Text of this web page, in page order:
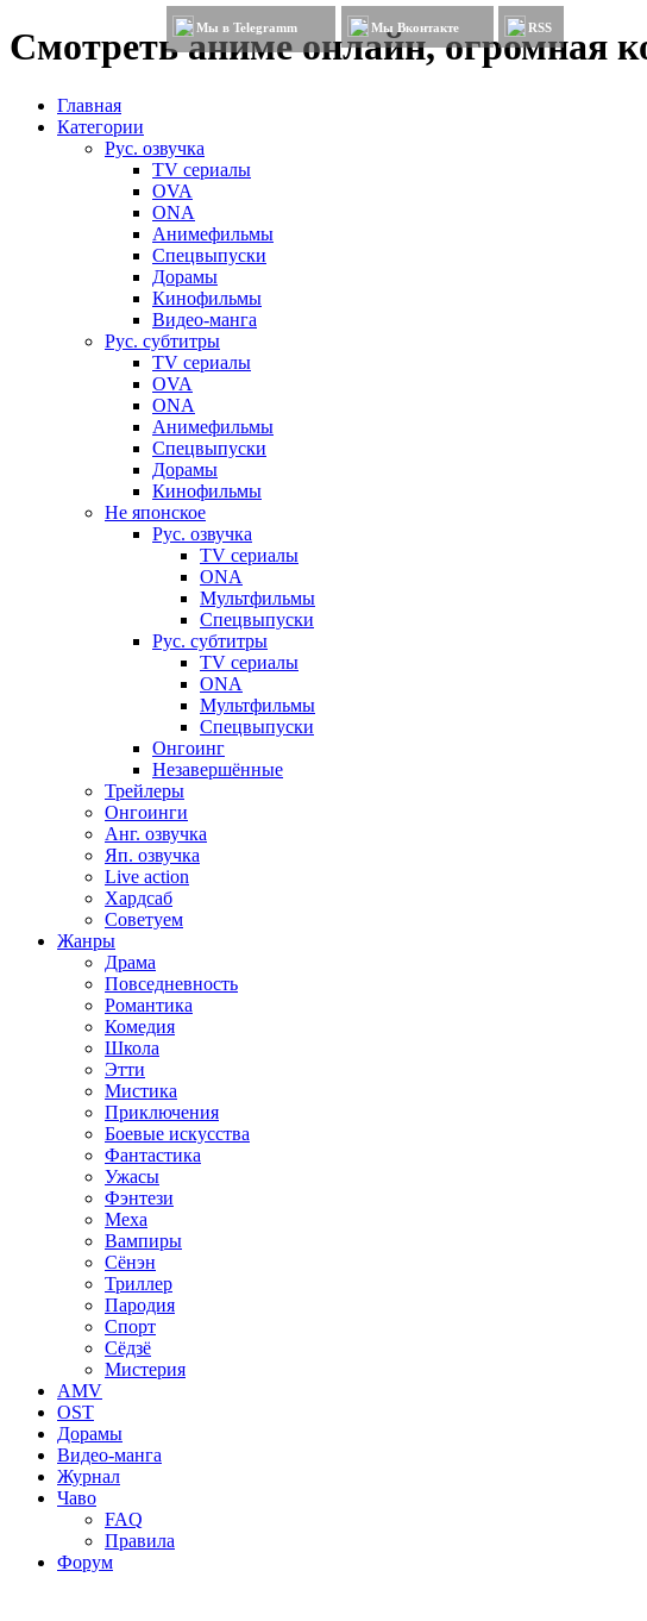
Смотреть аниме онлайн, огромная
Мы в Telegramm Мы Вконтакте RSS
Главная
Категории
Рус. озвучка
TV сериалы
OVA
ONA
Анимефильмы
Спецвыпуски
Дорамы
Кинофильмы
Видео-манга
Рус. субтитры
TV сериалы
OVA
ONA
Анимефильмы
Спецвыпуски
Дорамы
Кинофильмы
Не японское
Рус. озвучка
TV сериалы
ONA
Мультфильмы
Спецвыпуски
Рус. субтитры
TV сериалы
ONA
Мультфильмы
Спецвыпуски
Онгоинг
Незавершённые
Трейлеры
Онгоинги
Анг. озвучка
Яп. озвучка
Live action
Хардсаб
Советуем
Жанры
Драма
Повседневность
Романтика
Комедия
Школа
Этти
Мистика
Приключения
Боевые искусства
Фантастика
Ужасы
Фэнтези
Меха
Вампиры
Сёнэн
Триллер
Пародия
Спорт
Сёдзё
Мистерия
AMV
OST
Дорамы
Видео-манга
Журнал
Чаво
FAQ
Правила
Форум